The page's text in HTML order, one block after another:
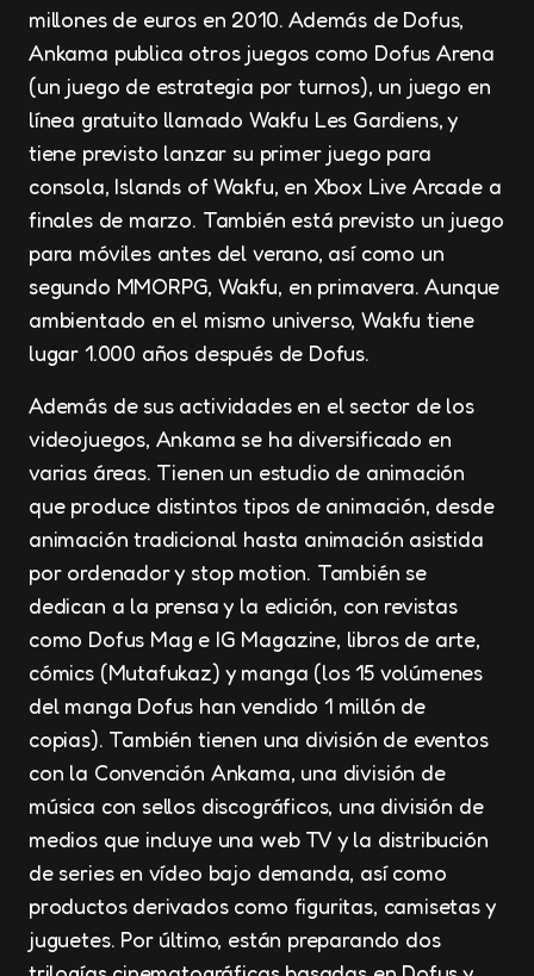
millones de euros en 2010. Además de Dofus,
Ankama publica otros juegos como Dofus Arena
(un juego de estrategia por turnos), un juego en
línea gratuito llamado Wakfu Les Gardiens, y
tiene previsto lanzar su primer juego para
consola, Islands of Wakfu, en Xbox Live Arcade a
finales de marzo. También está previsto un juego
para móviles antes del verano, así como un
segundo MMORPG, Wakfu, en primavera. Aunque
ambientado en el mismo universo, Wakfu tiene
lugar 1.000 años después de Dofus.
Además de sus actividades en el sector de los
videojuegos, Ankama se ha diversificado en
varias áreas. Tienen un estudio de animación
que produce distintos tipos de animación, desde
animación tradicional hasta animación asistida
por ordenador y stop motion. También se
dedican a la prensa y la edición, con revistas
como Dofus Mag e IG Magazine, libros de arte,
cómics (Mutafukaz) y manga (los 15 volúmenes
del manga Dofus han vendido 1 millón de
copias). También tienen una división de eventos
con la Convención Ankama, una división de
música con sellos discográficos, una división de
medios que incluye una web TV y la distribución
de series en vídeo bajo demanda, así como
productos derivados como figuritas, camisetas y
juguetes. Por último, están preparando dos